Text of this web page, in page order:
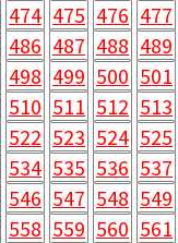
474 475 476 477
486 487 488 489
498 499 500 501
510 511 512 513
522 523 524 525
534 535 536 537
546 547 548 549
558 559 560 561